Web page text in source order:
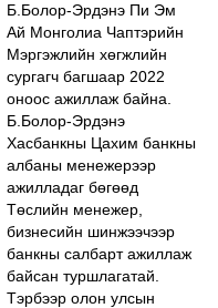
Б.Болор-Эрдэнэ Пи Эм
Ай Монголиа Чаптэрийн
Мэргэжлийн хөгжлийн
сургагч багшаар 2022
оноос ажиллаж байна.
Б.Болор-Эрдэнэ
Хасбанкны Цахим банкны
албаны менежерээр
ажилладаг бөгөөд
Төслийн менежер,
бизнесийн шинжээчээр
банкны салбарт ажиллаж
байсан туршлагатай.
Тэрбээр олон улсын